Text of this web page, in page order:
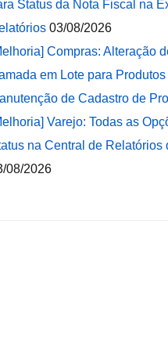
Status da Nota Fiscal na
03/08/2026
Compras: Alteração
em Lote para
de Cadastro de
Varejo: Todas as
na Central de Relatórios
08/2026